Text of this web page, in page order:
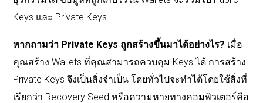
Keys และ Private Keys
หากถามว่า Private Keys ถูกสร้างขึ้นมาได้อย่างไร? เมื่อ
คุณสร้าง Wallets ที่คุณสามารถควบคุม Keys ได้ การสร้าง
Private Keys จึงเป็นสิ่งจำเป็น โดยทั่วไปจะทำได้โดยใช้สิ่งที่
เรียกว่า Recovery Seed หรือความหายทางคอมพิวเตอร์คือ